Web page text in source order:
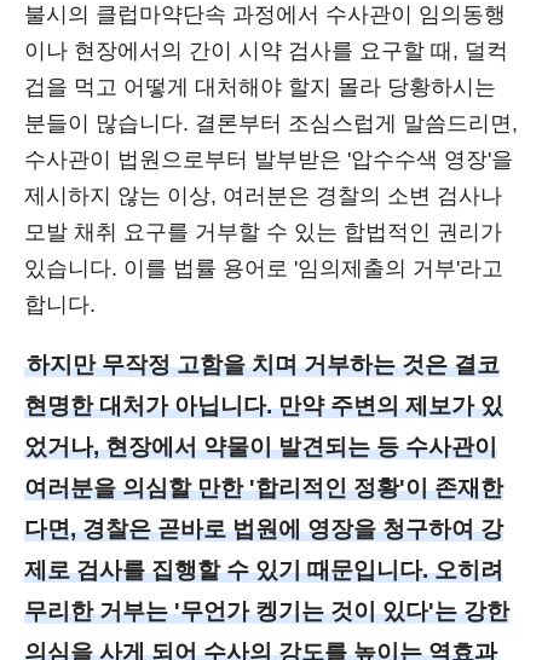
불시의 클럽마약단속 과정에서 수사관이 임의동행
이나 현장에서의 간이 시약 검사를 요구할 때, 덜컥
겁을 먹고 어떻게 대처해야 할지 몰라 당황하시는
분들이 많습니다. 결론부터 조심스럽게 말씀드리면,
수사관이 법원으로부터 발부받은 '압수수색 영장'을
제시하지 않는 이상, 여러분은 경찰의 소변 검사나
모발 채취 요구를 거부할 수 있는 합법적인 권리가
있습니다. 이를 법률 용어로 '임의제출의 거부'라고
합니다.
하지만 무작정 고함을 치며 거부하는 것은 결코
현명한 대처가 아닙니다. 만약 주변의 제보가 있
었거나, 현장에서 약물이 발견되는 등 수사관이
여러분을 의심할 만한 '합리적인 정황'이 존재한
다면, 경찰은 곧바로 법원에 영장을 청구하여 강
제로 검사를 집행할 수 있기 때문입니다. 오히려
무리한 거부는 '무언가 켕기는 것이 있다'는 강한
의심을 사게 되어 수사의 강도를 높이는 역효과